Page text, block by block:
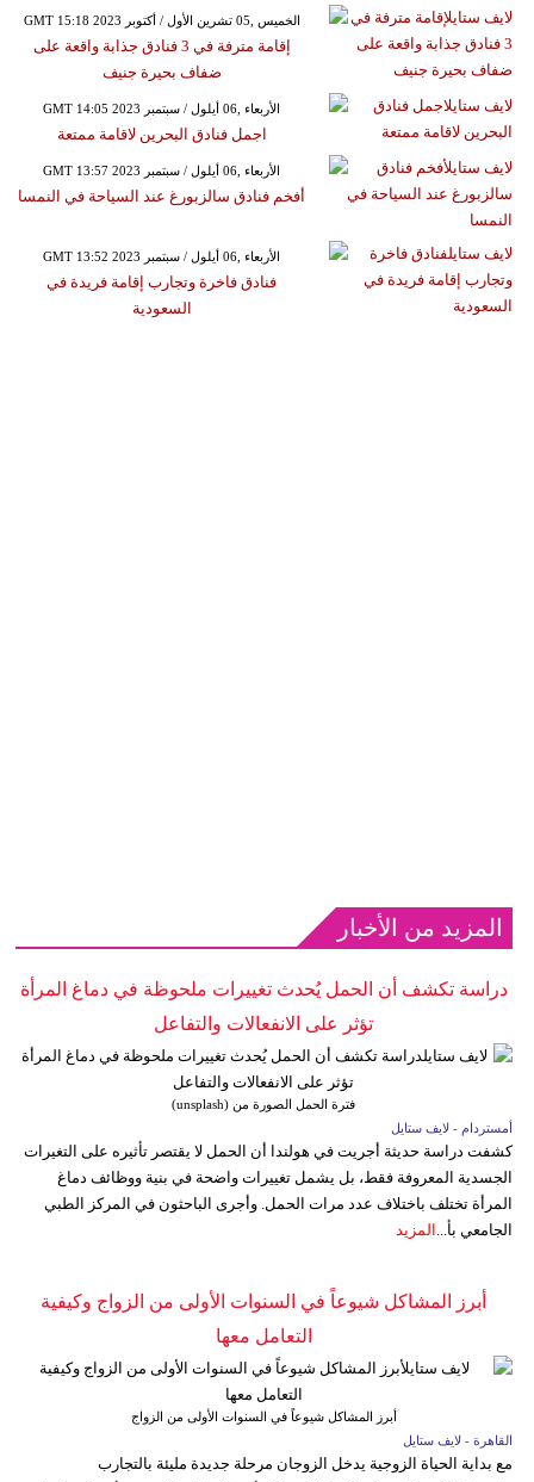
GMT 15:18 2023 الخميس ,05 تشرين الأول / أكتوبر
إقامة مترفة في 3 فنادق جذابة واقعة على
ضفاف بحيرة جنيف
GMT 14:05 2023 الأربعاء ,06 أيلول / سبتمبر
اجمل فنادق البحرين لاقامة ممتعة
GMT 13:57 2023 الأربعاء ,06 أيلول / سبتمبر
أفخم فنادق سالزبورغ عند السياحة في النمسا
GMT 13:52 2023 الأربعاء ,06 أيلول / سبتمبر
فنادق فاخرة وتجارب إقامة فريدة في
السعودية
المزيد من الأخبار
دراسة تكشف أن الحمل يُحدث تغييرات ملحوظة في دماغ المرأة
تؤثر على الانفعالات والتفاعل
فترة الحمل الصورة من (unsplash)
أمستردام - لايف ستايل
كشفت دراسة حديثة أجريت في هولندا أن الحمل لا يقتصر تأثيره على التغيرات
الجسدية المعروفة فقط، بل يشمل تغييرات واضحة في بنية ووظائف دماغ
المرأة تختلف باختلاف عدد مرات الحمل. وأجرى الباحثون في المركز الطبي
الجامعي بأ... المزيد
أبرز المشاكل شيوعاً في السنوات الأولى من الزواج وكيفية
التعامل معها
أبرز المشاكل شيوعاً في السنوات الأولى من الزواج
القاهرة - لايف ستايل
مع بداية الحياة الزوجية يدخل الزوجان مرحلة جديدة مليئة بالتجارب